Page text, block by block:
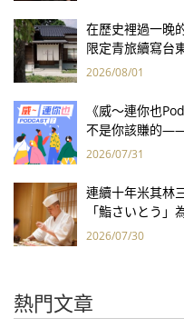
在歷史裡過一晚
限定青旅續寫台
2026/08/01
《威～連你也
不是你該賺的——
2026/07/31
連續十年米其林
「鮨さいとう」
2026/07/30
熱門文章